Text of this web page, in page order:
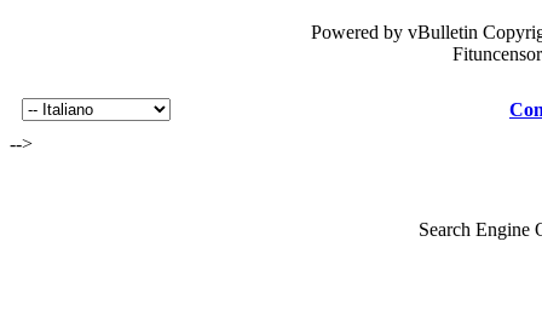
Powered by vBulletin
-->
Search Engine